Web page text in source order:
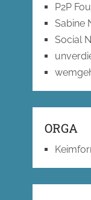
P2P
Sabine
Social
ORGA